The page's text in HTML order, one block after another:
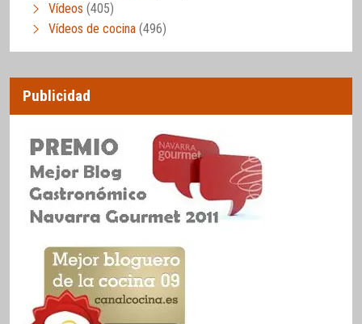
Vídeos (405)
Vídeos de cocina (496)
Publicidad